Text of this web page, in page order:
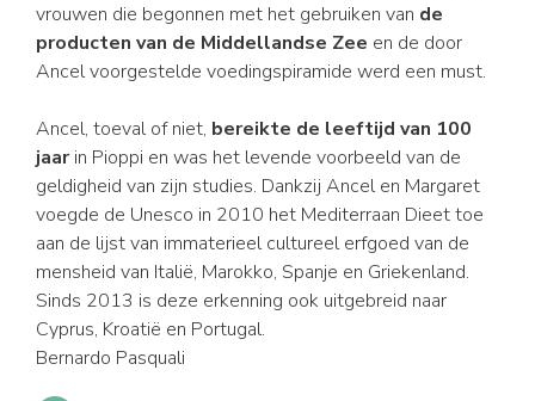
vrouwen die begonnen met het gebruiken van de
producten van de Middellandse Zee en de door
Ancel voorgestelde voedingspiramide werd een must.
Ancel, toeval of niet, bereikte de leeftijd van 100
jaarin Pioppi en was het levende voorbeeld van de
geldigheid van zijn studies. Dankzij Ancel en Margaret
voegde de Unesco in 2010 het Mediterraan Dieet toe
aan de lijst van immaterieel cultureel erfgoed van de
mensheid van Italië, Marokko, Spanje en Griekenland.
Sinds 2013 is deze erkenning ook uitgebreid naar
Cyprus, Kroatië en Portugal.
Bernardo Pasquali